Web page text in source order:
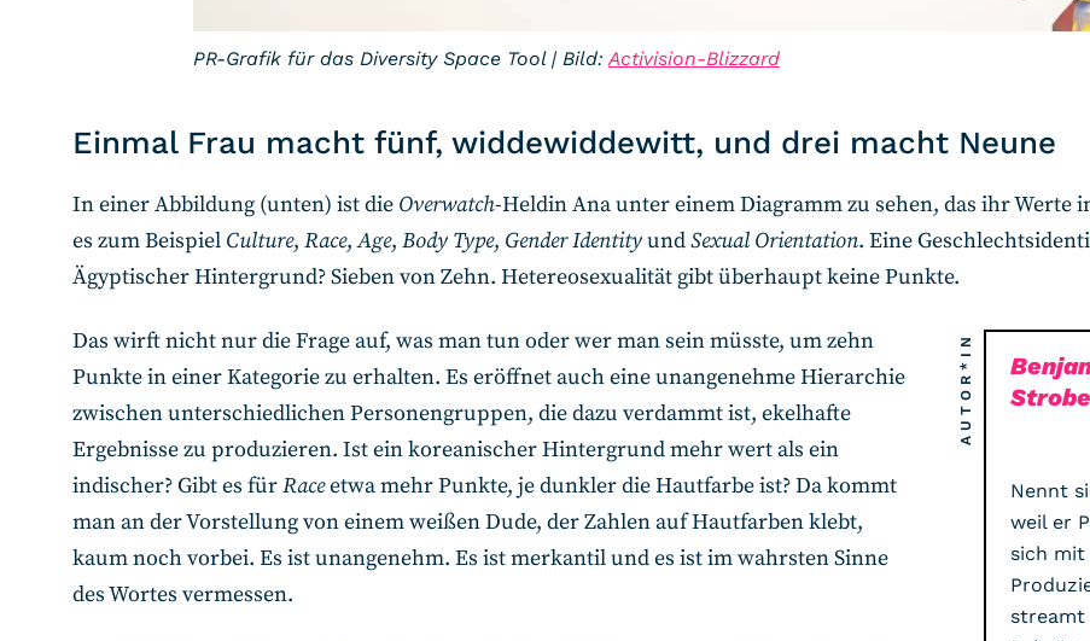
PR-Grafik für das Diversity Space Tool | Bild:Activision-Blizzard
Einmal Frau macht fünf, widdewiddewitt, und drei macht Neune
In einer Abbildung (unten) ist die Overwatch-Heldin Ana unter einem Diagramm zu sehen, das ihr
es zum Beispiel Culture, Race,Age, Body Type, Gender IdentityundSexual Orientation. Eine
Ägyptischer Hintergrund? Sieben von Zehn. Hetereosexualität gibt überhaupt keine Punkte.
AUTOR*IN
Nennt
weil er
sich mit
streamt
Das wirft nicht nur die Frage auf, was man tun oder wer man sein müsste, um zehn
Punkte in einer Kategorie zu erhalten. Es eröffnet auch eine unangenehme Hierarchie
zwischen unterschiedlichen Personengruppen, die dazu verdammt ist, ekelhafte
Ergebnisse zu produzieren. Ist ein koreanischer Hintergrund mehr wert als ein
indischer? Gibt es fürRaceetwa mehr Punkte, je dunkler die Hautfarbe ist? Da kommt
man an der Vorstellung von einem weißen Dude, der Zahlen auf Hautfarben klebt,
kaum noch vorbei. Es ist unangenehm. Es ist merkantil und es ist im wahrsten Sinne
des Wortes vermessen.